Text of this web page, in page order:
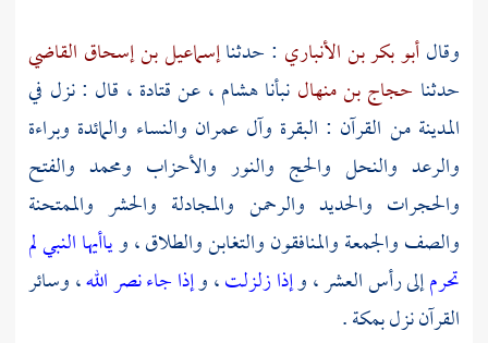
وقالأبو بكر بن الأنباري : حدثناإسماعيل بن إسحاق القاضي
حدثنا حجاج بن منهال نبأناهشام ، عنقتادة ، قال : نزل في
المدينةمن القرآن : البقرة وآل عمران والنساء والمائدة وبراءة
والرعد والنحل والحج والنور والأحزاب ومحمد والفتح
والحجرات والحديد والرحمن والمجادلة والحشر والممتحنة
‌‌‌‌‌‌‌‌‌‌‌‌‌‌‌‌‌‌‌‌‌‌‌‌‌‌‌‌‌‌‌‌‌‌‌‌‌‌‌‌‌‌‌‌‌‌‌‌‌‌‌‌‌‌‌‌‌‌‌‌‌‌‌‌‌‌‌‌‌‌‌‌‌‌‌‌‌‌‌‌‌‌‌‌‌‌‌‌‌‌‌‌‌‌‌‌‌‌‌‌‌‌‌‌‌‌‌‌‌‌‌‌‌‌‌‌‌‌‌‌‌‌‌‌‌‌‌‌‌‌‌‌‌‌‌‌‌‌‌‌‌‌‌‌‌‌‌‌‌‌‌‌‌‌‌‌‌‌‌‌‌‌‌‌‌والصف والجمعة والمنافقون والتغابن والطلاق ، وياأيها النبي لم
تحرمإلى رأس العشر ، وإذا زلزلت، وإذا جاء نصر الله، وسائر
القرآن نزلبمكة.